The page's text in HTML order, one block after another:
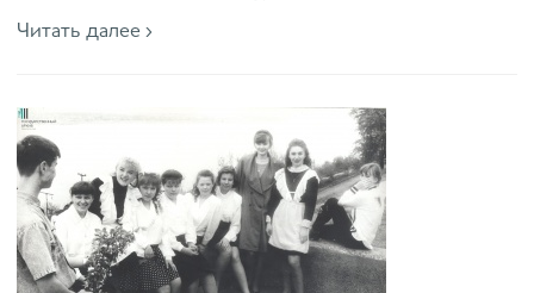
Читать далее ›